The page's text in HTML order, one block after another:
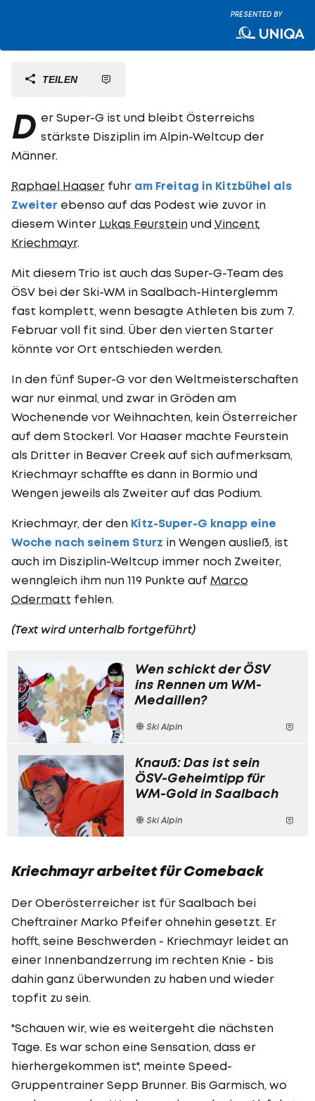
PRESENTED BY
TEILEN
D er Super-G ist und bleibt Österreichs
stärkste Disziplin im Alpin-Weltcup der
Männer.
Raphael Haaser fuhr am Freitag in Kitzbühel als
Zweiter ebenso auf das Podest wie zuvor in
diesem Winter Lukas Feurstein und Vincent
Kriechmayr.
Mit diesem Trio ist auch das Super-G-Team des
ÖSV bei der Ski-WM in Saalbach-Hinterglemm
fast komplett, wenn besagte Athleten bis zum 7.
Februar voll fit sind. Über den vierten Starter
könnte vor Ort entschieden werden.
In den fünf Super-G vor den Weltmeisterschaften
war nur einmal, und zwar in Gröden am
Wochenende vor Weihnachten, kein Österreicher
auf dem Stockerl. Vor Haaser machte Feurstein
als Dritter in Beaver Creek auf sich aufmerksam,
Kriechmayr schaffte es dann in Bormio und
Wengen jeweils als Zweiter auf das Podium.
Kriechmayr, der den Kitz-Super-G knapp eine
Woche nach seinem Sturz in Wengen ausließ, ist
auch im Disziplin-Weltcup immer noch Zweiter,
wenngleich ihm nun 119 Punkte auf Marco
Odermatt fehlen.
(Text wird unterhalb fortgeführt)
Wen schickt der ÖSV
ins Rennen um WM-
Medaillen?
Ski Alpin
Knauß: Das ist sein
ÖSV-Geheimtipp für
WM-Gold in Saalbach
Ski Alpin
Kriechmayr arbeitet für Comeback
Der Oberösterreicher ist für Saalbach bei
Cheftrainer Marko Pfeifer ohnehin gesetzt. Er
hofft, seine Beschwerden - Kriechmayr leidet an
einer Innenbandzerrung im rechten Knie - bis
dahin ganz überwunden zu haben und wieder
topfit zu sein.
"Schauen wir, wie es weitergeht die nächsten
Tage. Es war schon eine Sensation, dass er
hierhergekommen ist", meinte Speed-
Gruppentrainer Sepp Brunner. Bis Garmisch, wo